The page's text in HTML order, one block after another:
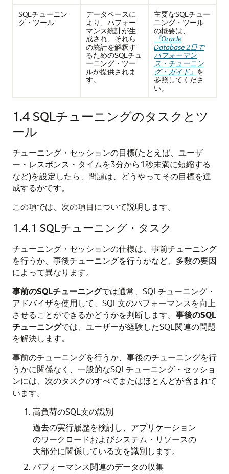
SQLチューニン
グ・ツール
データベースに
より、パフォー
マンス統計が生
成され、それら
の統計を解釈す
るためのSQLチュ
ーニング・ツー
ルが提供されま
す。
主要なSQLチュー
ニング・ツール
の概要は、
『Oracle
Database 2日で
パフォーマン
ス・チューニン
グ・ガイド』 を
参照してくださ
い。
1.4 SQLチューニングのタスクとツ
ール
チューニング・セッションの目標(たとえば、ユーザ
ー・レスポンス・タイムを3分から1秒未満に短縮する
など)を設定したら、問題は、どうやってその目標を達
成するかです。
この項では、次の項目について説明します。
1.4.1 SQLチューニング・タスク
チューニング・セッションの仕様は、事前チューニング
を行うか、事後チューニングを行うかなど、多数の要因
によって異なります。
事前のSQLチューニングでは通常、SQLチューニング・
アドバイザを使用して、SQL文のパフォーマンスを向上
させることができるかどうかを判断します。 事後のSQL
チューニングでは、ユーザーが経験したSQL関連の問題
を解決します。
事前のチューニングを行うか、事後のチューニングを行
うかに関係なく、一般的なSQLチューニング・セッショ
ンには、次のタスクのすべてまたはほとんどが含まれて
います。
高負荷のSQL文の識別
過去の実行履歴を検討し、アプリケーション
のワークロードおよびシステム・リソースの
大部分に関係している文を識別します。
パフォーマンス関連のデータの収集